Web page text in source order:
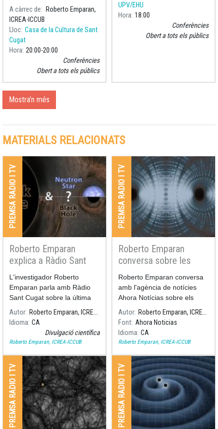
A càrrec de
Roberto Emparan,
ICREA-ICCUB
Lloc Casa de la Cultura de Sant
Cugat
Hora 20:00 20:00
Conferències
Obert a tots els públics
UPV/EHU
Hora 18:00
Conferències
Obert a tots els públics
Mostra'n més
MATERIALS RELACIONATS
PREMSA RADIO I TV
Roberto Emparan
explica a Ràdio Sant
Cugat l'últim objecte
detectat per
LIGO/Virgo
L'investigador Roberto
Emparan parla amb Ràdio
Sant Cugat sobre la última
detecció de la col·laboració
internacional LIGO/Virgo,
publicat a finals del mes de
juny.
Autor
Roberto Emparan, ICREA-ICCUB
Idioma CA
Divulgació científica
Roberto Emparan, ICREA-ICCUB
PREMSA RADIO I TV
Roberto Emparan
conversa sobre les
màquines del temps i
els viatges al passat
Roberto Emparan conversa
amb l'agència de notícies
Ahora Notícias sobre els
forats negres
Autor
Roberto Emparan, ICREA-ICCUB
Font Ahora Noticias
Idioma CA
Roberto Emparan, ICREA-ICCUB
PREMSA RADIO I TV PREMSA RADIO I TV